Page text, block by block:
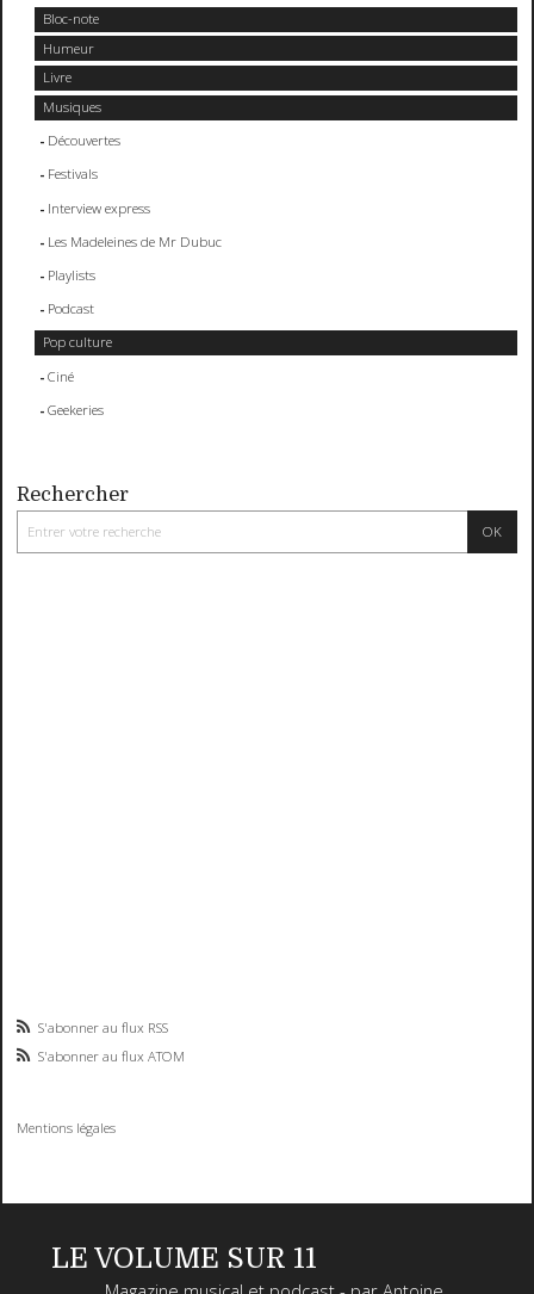
Bloc-note
Humeur
Livre
Musiques
Découvertes
Festivals
Interview express
Les Madeleines de Mr Dubuc
Playlists
Podcast
Pop culture
Ciné
Geekeries
Rechercher
S'abonner au flux RSS
S'abonner au flux ATOM
Mentions légales
LE VOLUME SUR 11